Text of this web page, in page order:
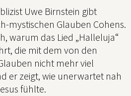
Uwe Birnstein gibt
mystischen Glauben Cohens.
warum das Lied „Halleluja“
die mit dem von den
nicht mehr viel
er zeigt, wie unerwartet nah
fühlte.